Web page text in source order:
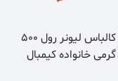
کالباس لیونر رول 500
گرمی خانواده کیمبال